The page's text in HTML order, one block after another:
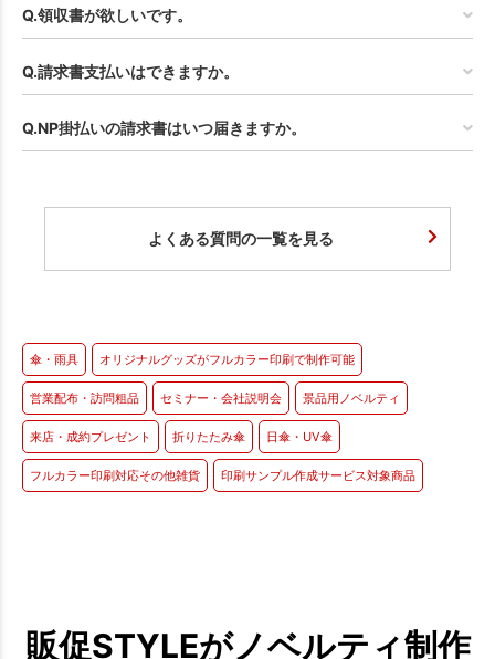
Q.領収書が欲しいです。
Q.請求書支払いはできますか。
Q.NP掛払いの請求書はいつ届きますか。
よくある質問の一覧を見る
傘・雨具 オリジナルグッズがフルカラー印刷で制作可能
営業配布・訪問粗品 セミナー・会社説明会 景品用ノベルティ
来店・成約プレゼント 折りたたみ傘 日傘・UV傘
フルカラー印刷対応その他雑貨 印刷サンプル作成サービス対象商品
販促STYLEがノベルティ制作